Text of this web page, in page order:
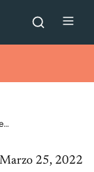
Gato está decidido a nunca volver a poner una pata en la calle y se aferra al hombre que lo ayudó
Marzo 25, 2022